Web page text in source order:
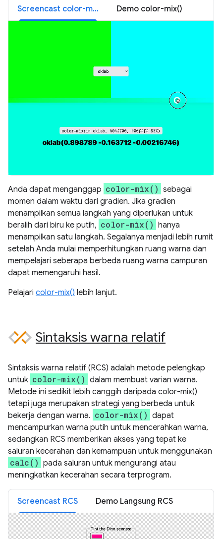
Screencast color-mix() Demo color-mix()
Anda dapat menganggap color-mix() sebagai
momen dalam waktu dari gradien. Jika gradien
menampilkan semua langkah yang diperlukan untuk
beralih dari biru ke putih, color-mix() hanya
menampilkan satu langkah. Segalanya menjadi lebih rumit
setelah Anda mulai memperhitungkan ruang warna dan
mempelajari seberapa berbeda ruang warna campuran
dapat memengaruhi hasil.
Pelajari color-mix() lebih lanjut.
Sintaksis warna relatif
Sintaksis warna relatif (RCS) adalah metode pelengkap
untuk color-mix() dalam membuat varian warna.
Metode ini sedikit lebih canggih daripada color-mix()
tetapi juga merupakan strategi yang berbeda untuk
bekerja dengan warna. color-mix() dapat
mencampurkan warna putih untuk mencerahkan warna,
sedangkan RCS memberikan akses yang tepat ke
saluran kecerahan dan kemampuan untuk menggunakan
calc() pada saluran untuk mengurangi atau
meningkatkan kecerahan secara terprogram.
Screencast RCS Demo Langsung RCS